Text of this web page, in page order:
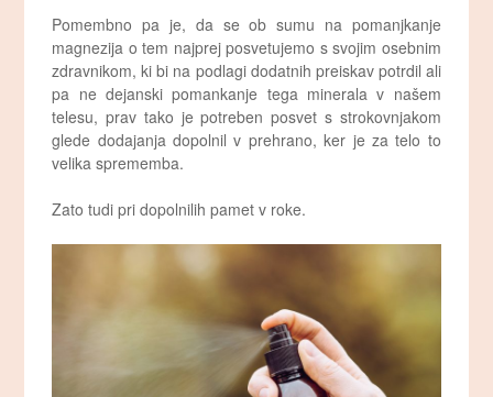
Pomembno pa je, da se ob sumu na pomanjkanje
magnezija o tem najprej posvetujemo s svojim osebnim
zdravnikom, ki bi na podlagi dodatnih preiskav potrdil ali
pa ne dejanski pomankanje tega minerala v našem
telesu, prav tako je potreben posvet s strokovnjakom
glede dodajanja dopolnil v prehrano, ker je za telo to
velika sprememba.
Zato tudi pri dopolnilih pamet v roke.